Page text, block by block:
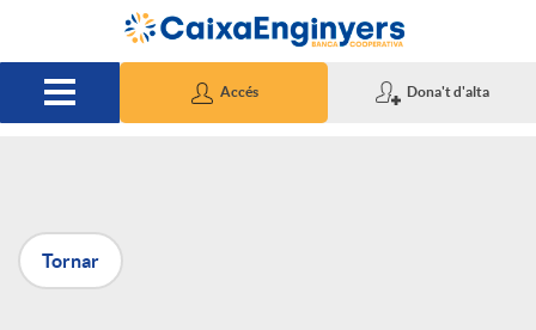
Salta al contingut principal
Accés Dona't d'alta
P
u
Tornar